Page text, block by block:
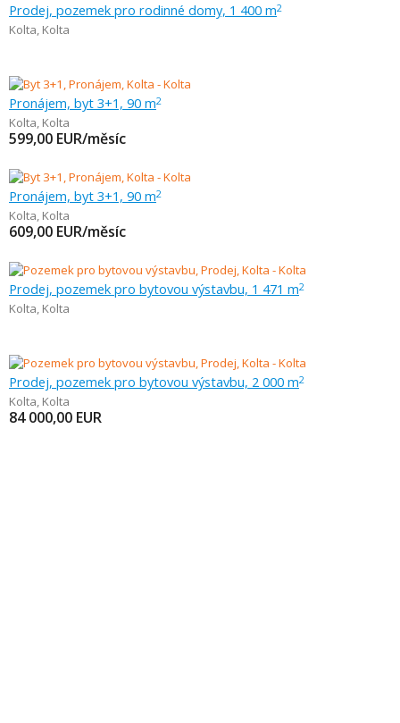
Prodej, pozemek pro rodinné domy, 1 400 m2
Kolta, Kolta
Pronájem, byt 3+1, 90 m2
Kolta, Kolta
599,00 EUR/měsíc
Pronájem, byt 3+1, 90 m2
Kolta, Kolta
609,00 EUR/měsíc
Prodej, pozemek pro bytovou výstavbu, 1 471 m2
Kolta, Kolta
Prodej, pozemek pro bytovou výstavbu, 2 000 m2
Kolta, Kolta
84 000,00 EUR